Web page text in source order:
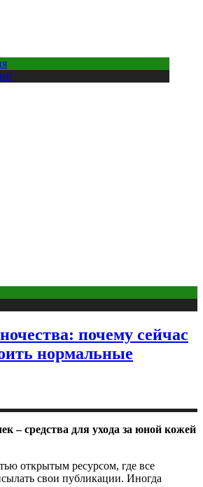
почему сейчас
нормальные
– средства для ухода за юной кожей
открытым ресурсом, где все
свои публикации. Иногда